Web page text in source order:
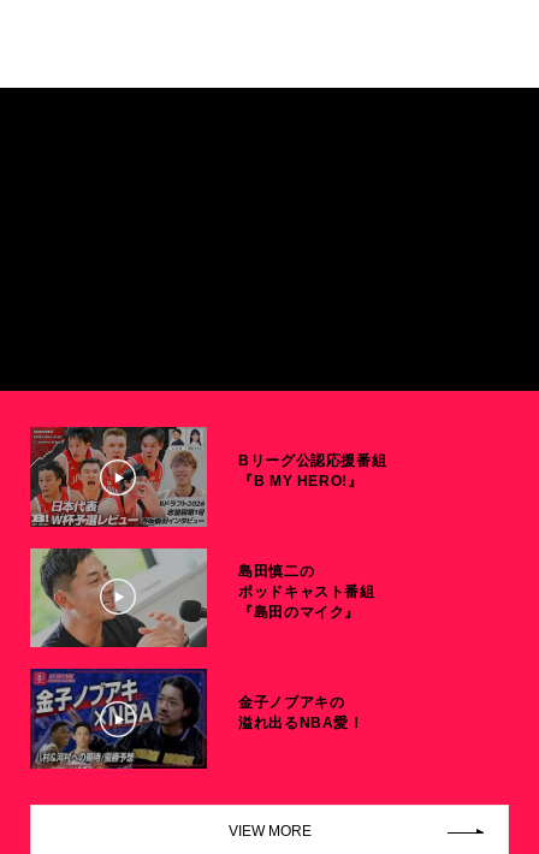
Bリーグ公認応援番組
『B MY HERO!』
島田慎二の
ポッドキャスト番組
『島田のマイク』
金子ノブアキの
溢れ出るNBA愛！
VIEW MORE